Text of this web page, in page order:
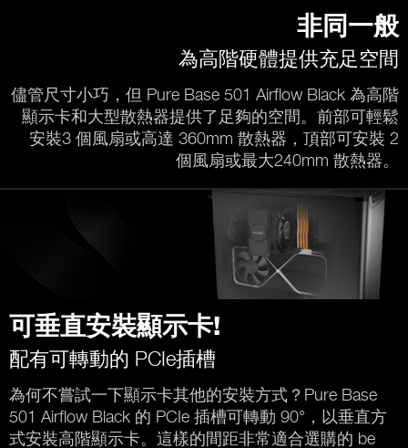
非同一般
為高階硬體提供充足空間
儘管尺寸小巧，但 Pure Base 501 Airflow Black 為高階
顯示卡和大型散熱器提供了足夠的空間。前部可輕鬆
安裝3 個風扇或高達 360mm 散熱器，頂部可安裝 2
個風扇或最大240mm 散熱器。
可垂直安裝顯示卡!
配有可轉動的 PCIe插槽
為何不嘗試一下顯示卡其他的安裝方式？Pure Base
501 Airflow Black 的 PCIe 插槽可轉動 90°，以垂直方
式安裝高階顯示卡。這樣的間距非常適合選購的 be